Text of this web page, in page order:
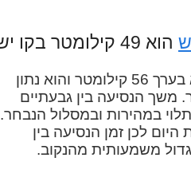
הוא 49 קילומטר בקו ישר.
המרחק בין גבעתיים לחריש בכבישים הוא בערך 56 קילומטר והוא נתון
משך הנסיעה בין גבעתיים
בערך 48 דקות והוא תלוי במהירות ובמסלול הנבחר.
לכן זמן הנסיעה בין
משמעותית מהנקוב.